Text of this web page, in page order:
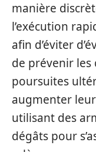
manière
l’exécution
afin d’éviter
de prévenir les
poursuites
augmenter
utilisant des
dégâts pour